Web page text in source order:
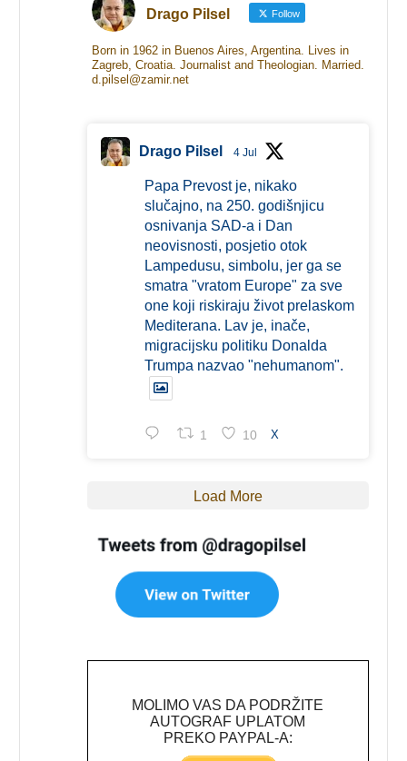
Drago Pilsel Follow
Born in 1962 in Buenos Aires, Argentina. Lives in
Zagreb, Croatia. Journalist and Theologian. Married.
d.pilsel@zamir.net
Drago Pilsel 4 Jul
Papa Prevost je, nikako
slučajno, na 250. godišnjicu
osnivanja SAD-a i Dan
neovisnosti, posjetio otok
Lampedusu, simbolu, jer ga se
smatra "vratom Europe" za sve
one koji riskiraju život prelaskom
Mediterana. Lav je, inače,
migracijsku politiku Donalda
Trumpa nazvao "nehumanom".
1 10 X
Load More
MOLIMO VAS DA PODRŽITE
AUTOGRAF UPLATOM
PREKO PAYPAL-A: